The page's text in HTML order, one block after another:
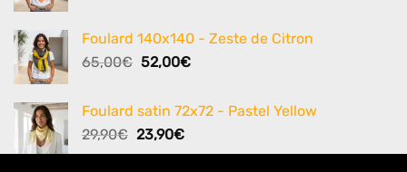
était :
65,00€.
est :
52,00€.
Foulard 140x140 - Zeste de Citron
65,00€ Le
était :
65,00€.
52,00€Le
est :
Foulard satin 72x72 - Pastel Yellow
29,90€ Le
prix
23,90€Le
prix